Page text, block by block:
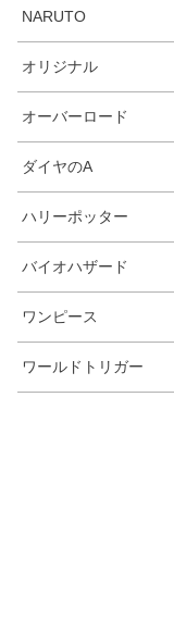
NARUTO
オリジナル
オーバーロード
ダイヤのA
ハリーポッター
バイオハザード
ワンピース
ワールドトリガー